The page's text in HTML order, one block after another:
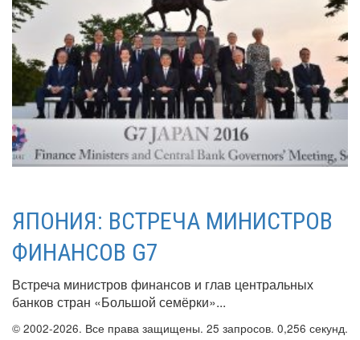
ЯПОНИЯ: ВСТРЕЧА МИНИСТРОВ
ФИНАНСОВ G7
Встреча министров финансов и глав центральных
банков стран «Большой семёрки»...
© 2002-2026. Все права защищены. 25 запросов. 0,256 секунд.